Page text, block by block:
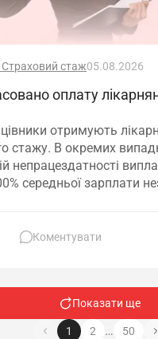
Страховий стаж05.08.2026
оплату
отримують
стажу. В окремих
непрацездатності
середньої зарплати
втратили право на 100%
у 2026 році. Деталі – у
Коментувати
Показати ще
1 2 … 50